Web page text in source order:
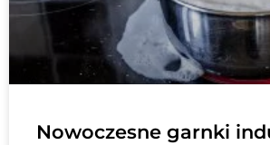
Nowoczesne garnki